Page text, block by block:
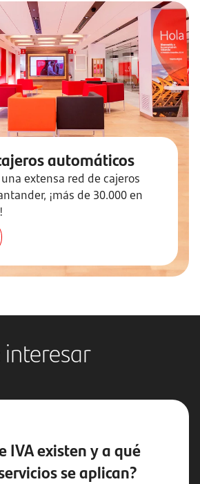
automáticos
extensa red de cajeros
¡más de 30.000 en
interesar
IVA existen y a qué
se aplican?